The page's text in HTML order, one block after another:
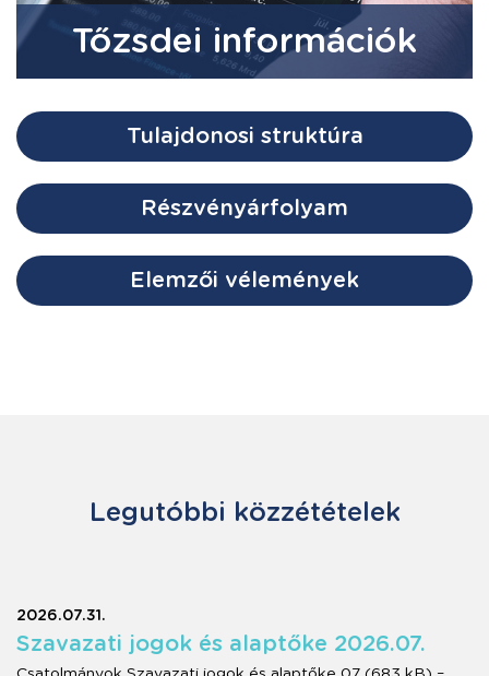
Tőzsdei információk
Tulajdonosi struktúra
Részvényárfolyam
Elemzői vélemények
Legutóbbi közzétételek
2026.07.31.
Szavazati jogok és alaptőke 2026.07.